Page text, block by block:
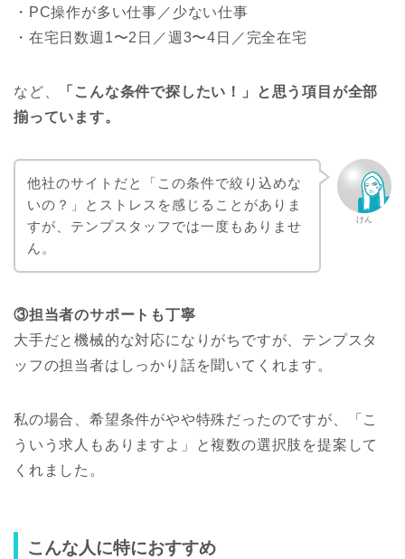
・PC操作が多い仕事／少ない仕事
・在宅日数週1〜2日／週3〜4日／完全在宅
など、
「こんな条件で探したい！」と思う項目が全部
揃っています。
けん
他社のサイトだと「この条件で絞り込めな
いの？」とストレスを感じることがありま
すが、テンプスタッフでは一度もありませ
ん。
③担当者のサポートも丁寧
大手だと機械的な対応になりがちですが、テンプスタ
ッフの担当者はしっかり話を聞いてくれます。
私の場合、希望条件がやや特殊だったのですが、「こ
ういう求人もありますよ」と複数の選択肢を提案して
くれました。
こんな人に特におすすめ